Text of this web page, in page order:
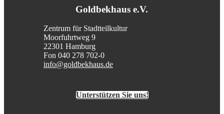
Goldbekhaus e.V.
Zentrum für Stadtteilkultur
Moorfuhrtweg 9
22301 Hamburg
Fon 040 278 702-0
info@goldbekhaus.de
Unterstützen Sie uns!